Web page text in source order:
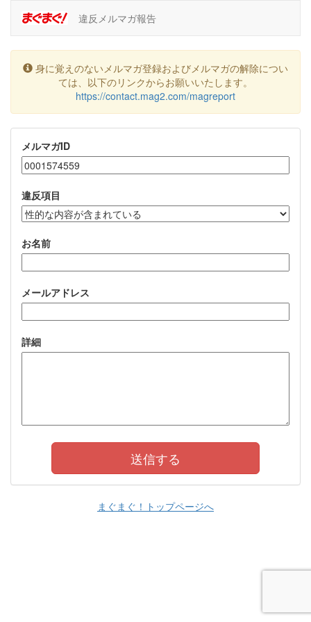
違反メルマガ報告
身に覚えのないメルマガ登録およびメルマガの解除につい
ては、以下のリンクからお願いいたします。
https://contact.mag2.com/magreport
メルマガID
違反項目
お名前
メールアドレス
詳細
まぐまぐ！トップページへ